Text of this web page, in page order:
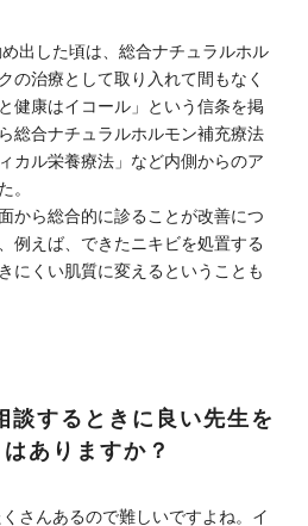
出した頃は、総合ナチュラルホル
の治療として取り入れて間もなく
健康はイコール」という信条を掲
総合ナチュラルホルモン補充療法
カル栄養療法」など内側からのア
。
から総合的に診ることが改善につ
例えば、できたニキビを処置する
にくい肌質に変えるということも
するときに良い先生を
ありますか？
さんあるので難しいですよね。イ